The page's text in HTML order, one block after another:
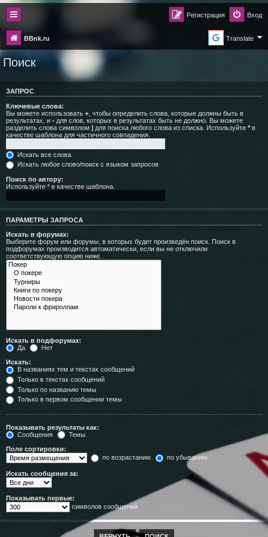
Вход
Регистрация
BBnk.ru Translate
Поиск
ЗАПРОС
Ключевые слова:
Вы можете использовать + , чтобы определить слова, которые должны быть в
результатах, и - для слов, которых в результатах быть не должно. Вы можете
разделить слова символом | для поиска любого слова из списка. Используйте *в
качестве шаблона для частичного совпадения.
Искать все слова
Искать любое слово/поиск с языком запросов
Поиск по автору:
Используйте * в качестве шаблона.
ПАРАМЕТРЫ ЗАПРОСА
Искать в форумах:
Выберите форум или форумы, в которых будет произведён поиск. Поиск в
подфорумах производится автоматически, если вы не отключили
соответствующую опцию ниже.
Искать в подфорумах:
Да
Нет
Искать:
В названиях тем и текстах сообщений
Только в текстах сообщений
Только по названию темы
Только в первом сообщении темы
Показывать результаты как:
Сообщения
Темы
Поле сортировки:
по возрастанию
по убыванию
Искать сообщения за:
Показывать первые:
символов сообщений